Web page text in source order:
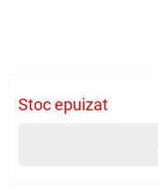
Stoc epuizat